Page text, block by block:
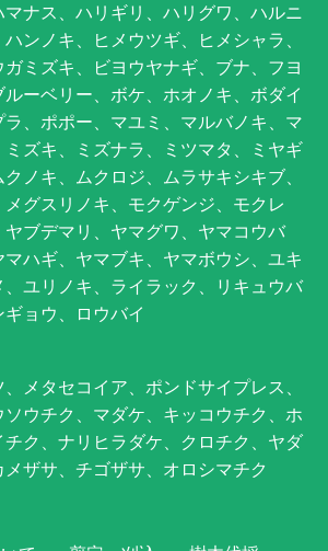
ナス、ハリギリ、ハリグワ、ハルニ
ンノキ、ヒメウツギ、ヒメシャラ、
ミズキ、ビヨウヤナギ、ブナ、フヨ
ーベリー、ボケ、ホオノキ、ボダイ
、ポポー、マユミ、マルバノキ、マ
ズキ、ミズナラ、ミツマタ、ミヤギ
ノキ、ムクロジ、ムラサキシキブ、
グスリノキ、モクゲンジ、モクレ
ブデマリ、ヤマグワ、ヤマコウバ
ハギ、ヤマブキ、ヤマボウシ、ユキ
ユリノキ、ライラック、リキュウバ
ョウ、ロウバイ
メタセコイア、ポンドサイプレス、
ウチク、マダケ、キッコウチク、ホ
ク、ナリヒラダケ、クロチク、ヤダ
ザサ、チゴザサ、オロシマチク